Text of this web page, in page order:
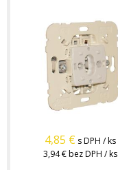
4,85 € s DPH / ks
3,94 €bez DPH / ks